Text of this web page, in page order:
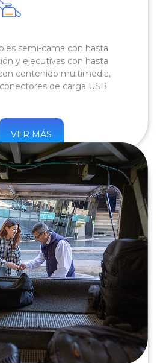
semi-cama con hasta
y ejecutivas con hasta
contenido multimedia,
de carga USB.
VER MÁS